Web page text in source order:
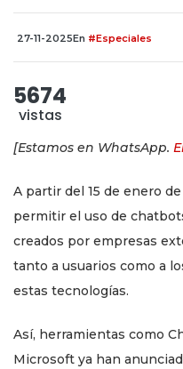
27-11-2025En #Especiales
5674
vistas
[Estamos en WhatsApp.
A partir del 15 de enero
permitir el uso de
creados por empresas
tanto a usuarios como a
estas tecnologías.
Así, herramientas como
Microsoft ya han